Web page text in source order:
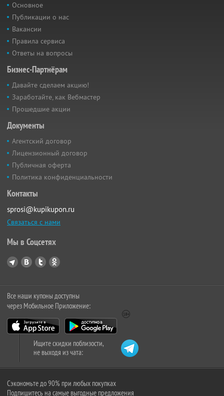
Основное
Публикации о нас
Вакансии
Правила сервиса
Ответы на вопросы
Бизнес-Партнёрам
Давайте сделаем акцию!
Заработайте, как Вебмастер
Прошедшие акции
Документы
Агентский договор
Лицензионный договор
Публичная оферта
Политика конфиденциальности
Контакты
sprosi@kupikupon.ru
Связаться с нами
Мы в Соцсетях
Все наши купоны доступны
через Мобильное Приложение:
Ищите скидки поблизости,
не выходя из чата:
Сэкономьте до 90% при любых покупках
Подпишитесь на самые выгодные предложения